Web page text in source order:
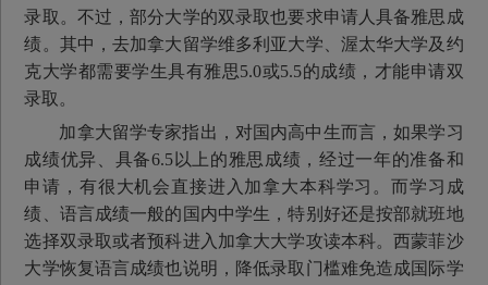
录取。不过，部分大学的双录取也要求申请人具备雅思成
绩。其中，去加拿大留学维多利亚大学、渥太华大学及约
克大学都需要学生具有雅思5.0或5.5的成绩，才能申请双
录取。
加拿大留学专家指出，对国内高中生而言，如果学习
成绩优异、具备6.5以上的雅思成绩，经过一年的准备和
申请，有很大机会直接进入加拿大本科学习。而学习成
绩、语言成绩一般的国内中学生，特别好还是按部就班地
选择双录取或者预科进入加拿大大学攻读本科。西蒙菲沙
大学恢复语言成绩也说明，降低录取门槛难免造成国际学